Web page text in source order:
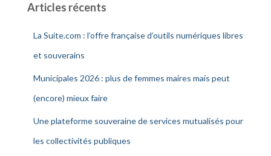
Articles récents
La Suite.com : l’offre française d’outils numériques libres
et souverains
Municipales 2026 : plus de femmes maires mais peut
(encore) mieux faire
Une plateforme souveraine de services mutualisés pour
les collectivités publiques